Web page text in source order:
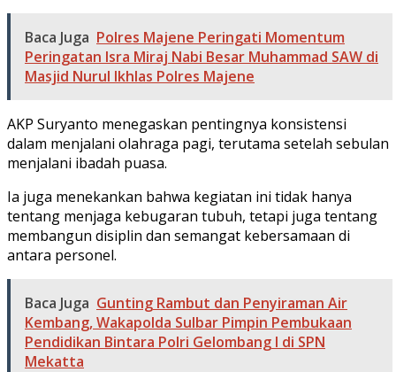
Baca Juga Polres Majene Peringati Momentum
Peringatan Isra Miraj Nabi Besar Muhammad SAW di
Masjid Nurul Ikhlas Polres Majene
AKP Suryanto menegaskan pentingnya konsistensi
dalam menjalani olahraga pagi, terutama setelah sebulan
menjalani ibadah puasa.
Ia juga menekankan bahwa kegiatan ini tidak hanya
tentang menjaga kebugaran tubuh, tetapi juga tentang
membangun disiplin dan semangat kebersamaan di
antara personel.
Baca Juga Gunting Rambut dan Penyiraman Air
Kembang, Wakapolda Sulbar Pimpin Pembukaan
Pendidikan Bintara Polri Gelombang I di SPN
Mekatta